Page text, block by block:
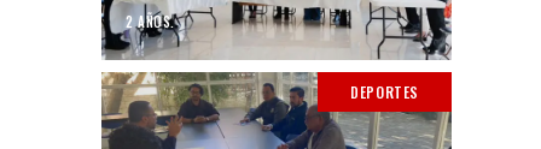
2 AÑOS.
DEPORTES